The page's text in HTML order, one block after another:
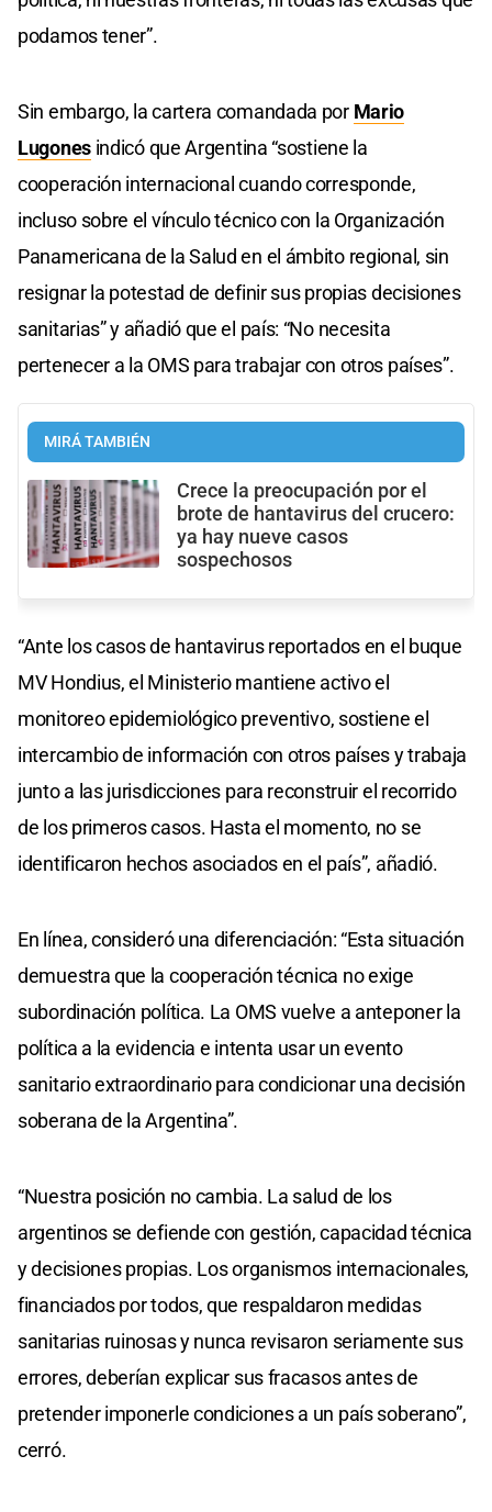
podamos tener”.
Sin embargo, la cartera comandada por Mario
Lugonesindicó que Argentina “sostiene la
cooperación internacional cuando corresponde,
incluso sobre el vínculo técnico con la Organización
Panamericana de la Salud en el ámbito regional, sin
resignar la potestad de definir sus propias decisiones
sanitarias” y añadió que el país: “No necesita
pertenecer a la OMS para trabajar con otros países”.
MIRÁ TAMBIÉN
Crece la preocupación por el
brote de hantavirus del crucero:
ya hay nueve casos
sospechosos
“Ante los casos de hantavirus reportados en el buque
MV Hondius, el Ministerio mantiene activo el
monitoreo epidemiológico preventivo, sostiene el
intercambio de información con otros países y trabaja
junto a las jurisdicciones para reconstruir el recorrido
de los primeros casos. Hasta el momento, no se
identificaron hechos asociados en el país”, añadió.
En línea, consideró una diferenciación: “Esta situación
demuestra que la cooperación técnica no exige
subordinación política. La OMS vuelve a anteponer la
política a la evidencia e intenta usar un evento
sanitario extraordinario para condicionar una decisión
soberana de la Argentina”.
“Nuestra posición no cambia. La salud de los
argentinos se defiende con gestión, capacidad técnica
y decisiones propias. Los organismos internacionales,
financiados por todos, que respaldaron medidas
sanitarias ruinosas y nunca revisaron seriamente sus
errores, deberían explicar sus fracasos antes de
pretender imponerle condiciones a un país soberano”,
cerró.